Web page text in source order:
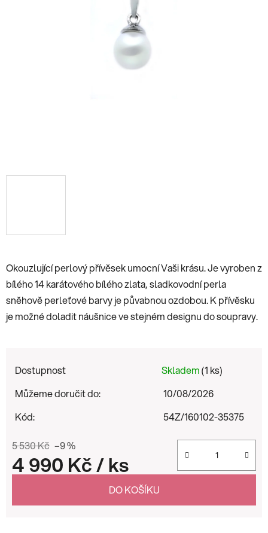
Okouzlující perlový přívěsek umocní Vaši krásu. Je vyroben z
bílého 14 karátového bílého zlata, sladkovodní perla
sněhově perleťové barvy je půvabnou ozdobou. K přívěsku
je možné doladit náušnice ve stejném designu do soupravy.
Dostupnost Skladem(1 ks)
Můžeme doručit do:
10/08/2026
Kód:
54Z/160102-35375
5 530 Kč –9 %
4 990 Kč/ ks
DO KOŠÍKU